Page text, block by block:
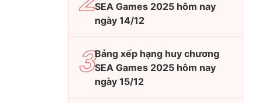
SEA Games 2025 hôm nay
ngày 14/12
Bảng xếp hạng huy chương
SEA Games 2025 hôm nay
ngày 15/12